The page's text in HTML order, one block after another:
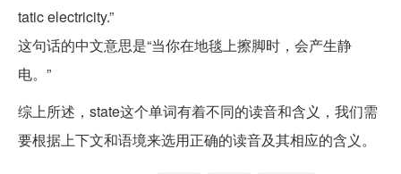
tatic electricity.”
这句话的中文意思是“当你在地毯上擦脚时，会产生静
电。”
综上所述，state这个单词有着不同的读音和含义，我们需
要根据上下文和语境来选用正确的读音及其相应的含义。